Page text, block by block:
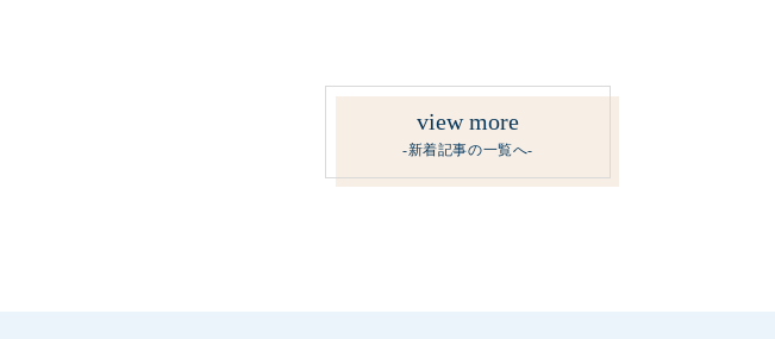
view more
-新着記事の一覧へ-